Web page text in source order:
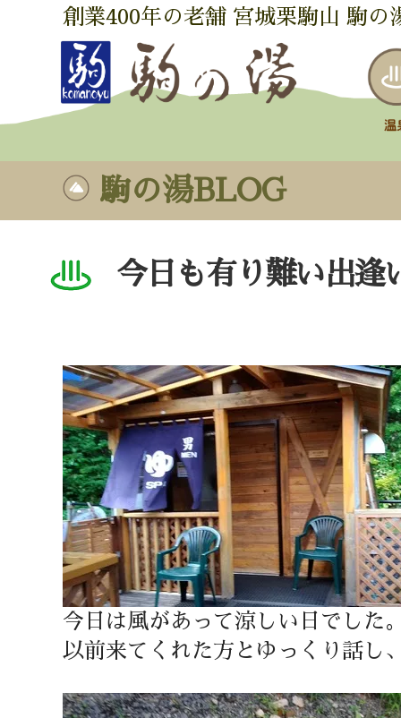
創業400年の老舗 宮城栗駒山 駒の
駒の湯BLOG
今日も有り難い出逢
今日は風があって涼しい日でした
以前来てくれた方とゆっくり話し